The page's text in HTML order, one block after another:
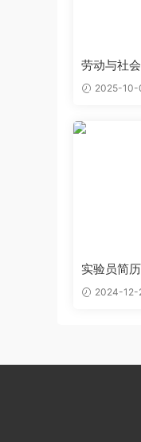
劳动与社
2025-10-
实验员简
2024-12-